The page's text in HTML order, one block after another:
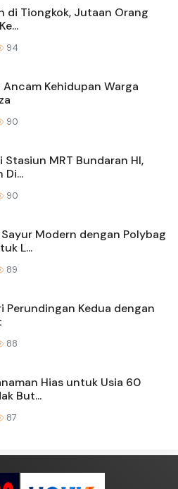
di Tiongkok, Jutaan Orang
94
Ancam Kehidupan Warga
90
Stasiun MRT Bundaran HI,
Di...
90
Modern dengan Polybag
L...
89
Perundingan Kedua dengan
88
Hias untuk Usia 60
But...
87